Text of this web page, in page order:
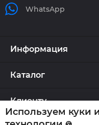
WhatsApp
Информация
Каталог
Клиенту
Используем куки